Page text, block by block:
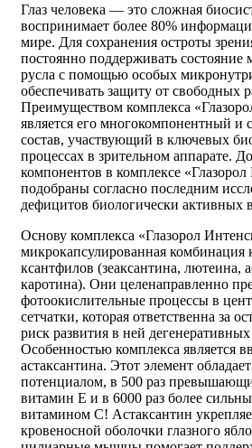
Глаз человека — это сложная
воспринимает более 80%
мире. Для сохранения остроты
постоянно поддерживать состояние
русла с помощью особых
обеспечивать защиту от свободных
Преимуществом комплекса
является его многокомпонентный и
состав, участвующий в ключевых
процессах в зрительном аппарате.
компонентов в комплексе
подобраны согласно последним
дефицитов биологически активных
Основу комплекса «Глазорол
микрокапсулированная комбинация
ксантфилов (зеаксантина, лютеина,
каротина). Они целенаправленно
фотоокислительные процессы в
сетчатки, которая ответственна за
риск развития в ней
Особенностью комплекса является
астаксантина. Этот элемент
потенциалом, в 500 раз
витамин Е и в 6000 раз более
витамином С! Астаксантин
кровеносной оболочки глазного